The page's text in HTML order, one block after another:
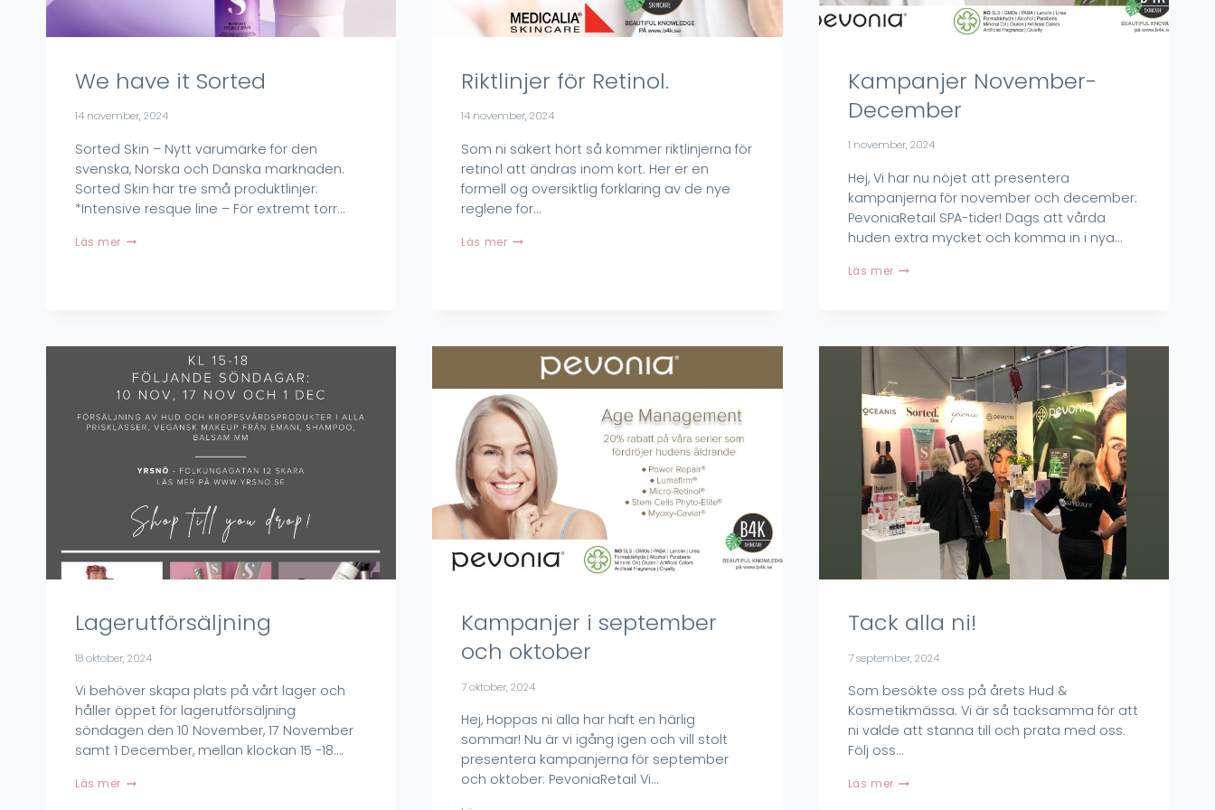
We have it Sorted
14 november, 2024
Sorted Skin – Nytt varumärke för den
svenska, Norska och Danska marknaden.
Sorted Skin har tre små produktlinjer:
*Intensive resque line – För extremt torr…
Läs mer We
Riktlinjer för Retinol.
14 november, 2024
Som ni säkert hört så kommer riktlinjerna för
retinol att ändras inom kort. Her er en
formell og oversiktlig forklaring av de nye
reglene for…
Läs merRiktlinjer
Kampanjer November-
December
1 november, 2024
Hej, Vi har nu nöjet att presentera
kampanjerna för november och december:
PevoniaRetail SPA-tider! Dags att vårda
huden extra mycket och komma in i nya…
Läs merKampanjer
Lagerutförsäljning
18 oktober, 2024
Vi behöver skapa plats på vårt lager och
håller öppet för lagerutförsäljning
söndagen den 10 November, 17 November
samt 1 December, mellan klockan 15 -18….
Läs mer Lagerutförsäljning
Kampanjer i september
och oktober
7 oktober, 2024
Hej, Hoppas ni alla har haft en härlig
sommar! Nu är vi igång igen och vill stolt
presentera kampanjerna för september
och oktober: PevoniaRetail Vi…
Tack alla ni!
7 september, 2024
Som besökte oss på årets Hud &
Kosmetikmässa. Vi är så tacksamma för att
ni valde att stanna till och prata med oss.
Följ oss…
Läs merTack